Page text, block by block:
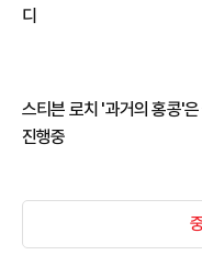
디
스티븐 로치 '과거의 홍콩'
진행중